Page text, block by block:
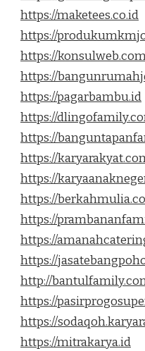
https://maketees.co.id
https://
https://
https://
https://pagarbambu.id
https://
https://
https://
https://
https://
https://
https://
https://
http://
https://
https://
https://mitrakarya.id